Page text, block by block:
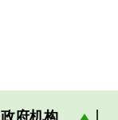
政府机构